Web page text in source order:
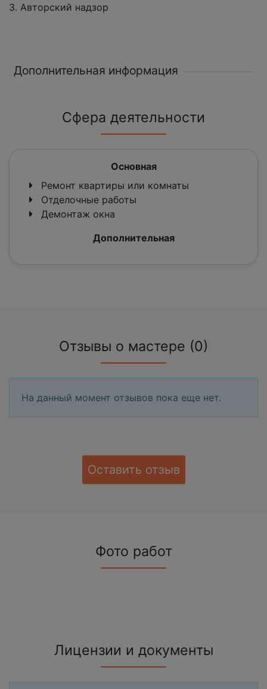
3. Авторский надзор
Дополнительная информация
Сфера деятельности
Основная
Ремонт квартиры или комнаты
Отделочные работы
Демонтаж окна
Дополнительная
Отзывы о мастере (0)
На данный момент отзывов пока еще нет.
Оставить отзыв
Фото работ
Лицензии и документы